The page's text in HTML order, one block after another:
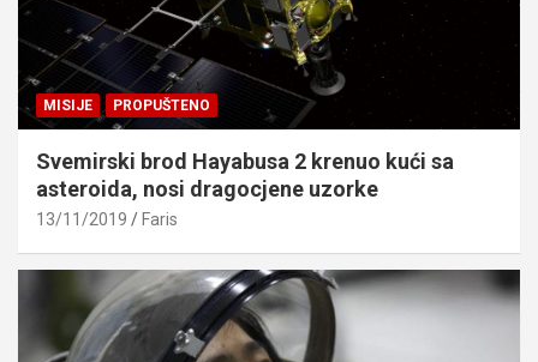
MISIJE PROPUŠTENO
Svemirski brod Hayabusa 2 krenuo kući sa
asteroida, nosi dragocjene uzorke
13/11/2019 Faris